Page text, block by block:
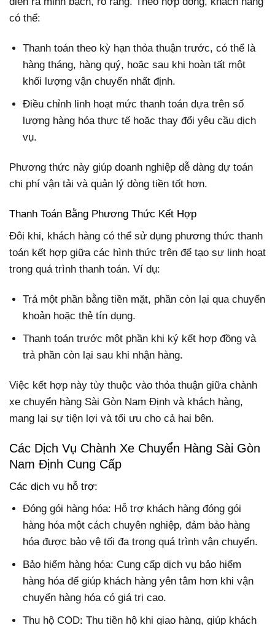
có thể:
Thanh toán theo kỳ hạn thỏa thuận trước, có thể là
hàng tháng, hàng quý, hoặc sau khi hoàn tất một
khối lượng vận chuyển nhất định.
Điều chỉnh linh hoạt mức thanh toán dựa trên số
lượng hàng hóa thực tế hoặc thay đổi yêu cầu dịch
vụ.
Phương thức này giúp doanh nghiệp dễ dàng dự toán
chi phí vận tải và quản lý dòng tiền tốt hơn.
Thanh Toán Bằng Phương Thức Kết Hợp
Đôi khi, khách hàng có thể sử dụng phương thức thanh
toán kết hợp giữa các hình thức trên để tạo sự linh hoạt
trong quá trình thanh toán. Ví dụ:
Trả một phần bằng tiền mặt, phần còn lại qua chuyển
khoản hoặc thẻ tín dụng.
Thanh toán trước một phần khi ký kết hợp đồng và
trả phần còn lại sau khi nhận hàng.
Việc kết hợp này tùy thuộc vào thỏa thuận giữa chành
xe chuyển hàng Sài Gòn Nam Định và khách hàng,
mang lại sự tiện lợi và tối ưu cho cả hai bên.
Các Dịch Vụ Chành Xe Chuyển Hàng Sài Gòn
Nam Định Cung Cấp
Các dịch vụ hỗ trợ:
Đóng gói hàng hóa: Hỗ trợ khách hàng đóng gói
hàng hóa một cách chuyên nghiệp, đảm bảo hàng
hóa được bảo vệ tối đa trong quá trình vận chuyển.
Bảo hiểm hàng hóa: Cung cấp dịch vụ bảo hiểm
hàng hóa để giúp khách hàng yên tâm hơn khi vận
chuyển hàng hóa có giá trị cao.
Thu hộ COD: Thu tiền hộ khi giao hàng, giúp khách